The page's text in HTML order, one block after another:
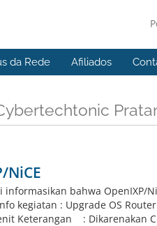
da Rede Afiliados
NiCE
bahwa OpenIXP/
kegiatan : Upgrade OS
Keterangan : Dikarenakan